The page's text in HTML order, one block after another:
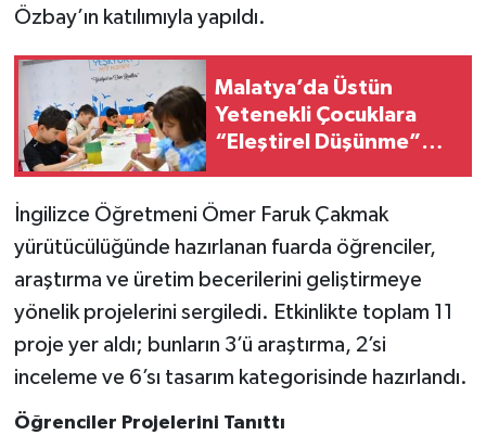
Özbay’ın katılımıyla yapıldı.
Malatya’da Üstün
Yetenekli Çocuklara
“Eleştirel Düşünme”
İngilizce Öğretmeni Ömer Faruk Çakmak
yürütücülüğünde hazırlanan fuarda öğrenciler,
araştırma ve üretim becerilerini geliştirmeye
yönelik projelerini sergiledi. Etkinlikte toplam 11
proje yer aldı; bunların 3’ü araştırma, 2’si
inceleme ve 6’sı tasarım kategorisinde hazırlandı.
Öğrenciler Projelerini Tanıttı